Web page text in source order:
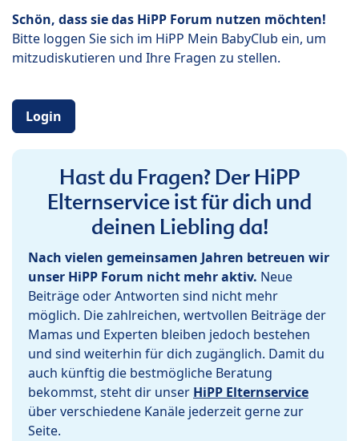
Schön, dass sie das HiPP Forum nutzen möchten!
Bitte loggen Sie sich im HiPP Mein BabyClub ein, um
mitzudiskutieren und Ihre Fragen zu stellen.
Login
Hast du Fragen? Der HiPP
Elternservice ist für dich und
deinen Liebling da!
Nach vielen gemeinsamen Jahren betreuen wir
unser HiPP Forum nicht mehr aktiv. Neue
Beiträge oder Antworten sind nicht mehr
möglich. Die zahlreichen, wertvollen Beiträge der
Mamas und Experten bleiben jedoch bestehen
und sind weiterhin für dich zugänglich. Damit du
auch künftig die bestmögliche Beratung
bekommst, steht dir unser HiPP Elternservice
über verschiedene Kanäle jederzeit gerne zur
Seite.